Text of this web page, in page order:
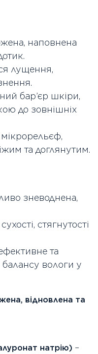
наповнена
лущення,
бар’єр шкіри,
до зовнішніх
та доглянутим.
зневоднена,
стягнутості
та
вологи у
відновлена та
натрію) –